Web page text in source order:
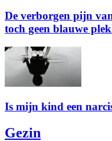
De verborgen pijn
toch geen blauwe
Is mijn kind een
Gezin